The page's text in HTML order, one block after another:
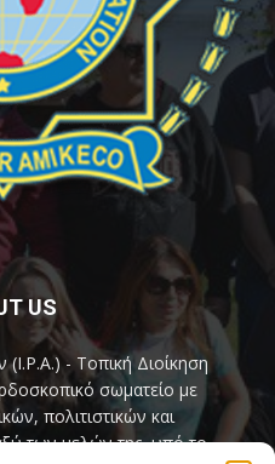
US
- Τοπική Διοίκηση
σωματείο με
πολιτιστικών και
των μελών της, υπό το